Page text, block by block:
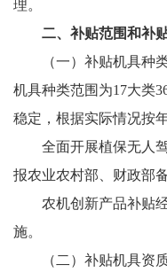
理。
二、补贴范围和补
（一）补贴机具种
机具种类范围为17大类
稳定，根据实际情况按
全面开展植保无人
报农业农村部、财政部
农机创新产品补贴
施。
（二）补贴机具资